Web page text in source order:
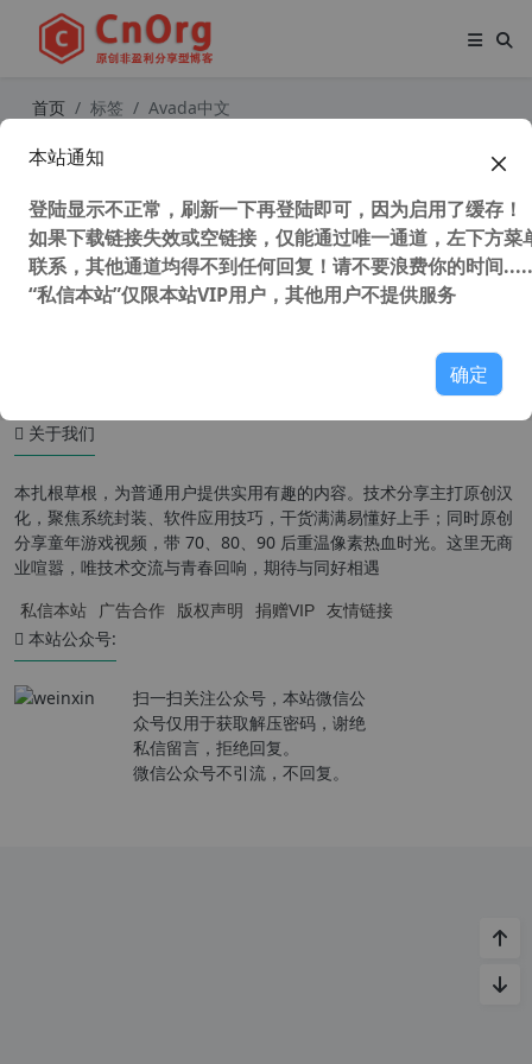
首页 标签 Avada中文
WordPress多用途企业主题 Avada T
6】
关于我们
本扎根草根，为普通用户提供实用有趣的内容。技术分享主打原创汉
化，聚焦系统封装、软件应用技巧，干货满满易懂好上手；同时原创
分享童年游戏视频，带 70、80、90 后重温像素热血时光。这里无商
业喧嚣，唯技术交流与青春回响，期待与同好相遇
私信本站 广告合作 版权声明 捐赠VIP 友情链接
本站公众号:
扫一扫关注公众号，本站微信公
众号仅用于获取解压密码，谢绝
私信留言，拒绝回复。
微信公众号不引流，不回复。
本站通知
登陆显示不正常，刷新一下再登陆即可，因为启用了缓存！
如果下载链接失效或空链接，仅能通过唯一通道，左下方菜
联系，其他通道均得不到任何回复！请不要浪费你的时间
“私信本站”仅限本站VIP用户，其他用户不提供服务
确定